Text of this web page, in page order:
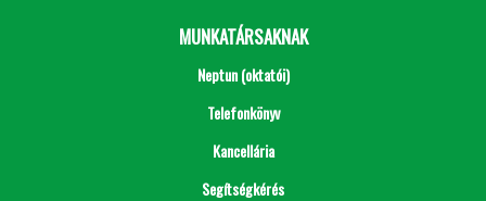
MUNKATÁRSAKNAK
Neptun (oktatói)
Telefonkönyv
Kancellária
Segítségkérés